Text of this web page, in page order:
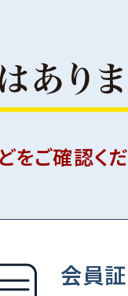
ご確認くだ
会員